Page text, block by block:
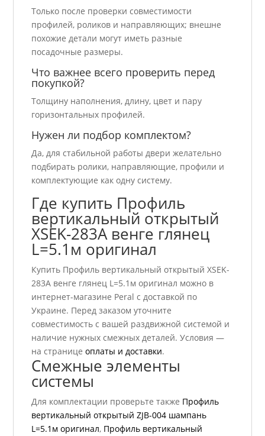
Только после проверки совместимости
профилей, роликов и направляющих; внешне
похожие детали могут иметь разные
посадочные размеры.
Что важнее всего проверить перед
покупкой?
Толщину наполнения, длину, цвет и пару
горизонтальных профилей.
Нужен ли подбор комплектом?
Да, для стабильной работы двери желательно
подбирать ролики, направляющие, профили и
комплектующие как одну систему.
Где купить Профиль
вертикальный открытый
XSEK-283A венге глянец
L=5.1м оригинал
Купить Профиль вертикальный открытый XSEK-
283A венге глянец L=5.1м оригинал можно в
интернет-магазине Peral с доставкой по
Украине. Перед заказом уточните
совместимость с вашей раздвижной системой и
наличие нужных смежных деталей. Условия —
на страницеоплаты и доставки.
Смежные элементы
системы
Для комплектации проверьте также Профиль
вертикальный открытый ZJB-004 шампань
L=5.1м оригинал, Профиль вертикальный